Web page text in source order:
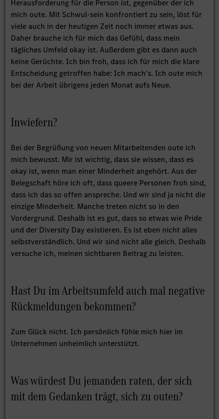
Herausforderung für die Person ist, gegenüber der ich
mich oute. Mit Schwul-sein konfrontiert zu sein, löst für
viele auch in der heutigen Zeit noch immer etwas aus.
Daher brauche ich für mich das Gefühl, dass mein
tägliches Umfeld okay ist. Außerdem gibt es dann auch
keine Gerüchte. Ich bin froh, dass ich für mich die klare
Entscheidung getroffen habe: Ich mach’s. Ich oute mich
bei der Arbeit übrigens jeden Monat aufs Neue.
Inwiefern?
Bei der Begrüßung von neuen Mitarbeitenden oute ich
mich bewusst. Mir ist wichtig, dass sie wissen, dass es
okay ist, wenn man einer Minderheit angehört. Aus der
Belegschaft höre ich oft, dass queere Personen froh sind,
dass ich das so offen anspreche. Und wir sind ja nicht die
einzige Minderheit. Manche treten nicht so in den
Vordergrund. Deshalb ist es gut, dass so etwas wie Pride
und der Diversity Day existieren. Es ist eben nicht alles
selbstverständlich. Und wir sind nicht alle gleich. Deshalb
versuche ich, meinen sichtbaren Beitrag zu leisten.
Hast Du im Arbeitsumfeld auch mal negative
Rückmeldungen bekommen?
Zum Glück nicht. Ich persönlich fühle mich hier im
Unternehmen unheimlich unterstützt.
Was würdest Du jemanden raten, der sich
mit dem Gedanken trägt, sich zu outen?